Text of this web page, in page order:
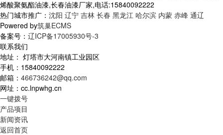
烯酸聚氨酯油漆,长春油漆厂家,电话:15840092222
热门城市推广： 沈阳 辽宁 吉林 长春 黑龙江 哈尔滨 内蒙 赤峰 通辽
Powered by筑巢ECMS
备案号： 辽ICP备17005930号-3
联系我们
地址： 灯塔市大河南镇工业园区
手机：15840092222
邮箱： 466736242@qq.com
网址：cc.lnpwhg.cn
一键拨号
产品项目
新闻资讯
返回首页